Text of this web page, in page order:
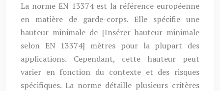
La norme EN 13374 est la référence européenne
en matière de garde-corps. Elle spécifie une
hauteur minimale de [Insérer hauteur minimale
selon EN 13374] mètres pour la plupart des
applications. Cependant, cette hauteur peut
varier en fonction du contexte et des risques
spécifiques. La norme détaille plusieurs critères